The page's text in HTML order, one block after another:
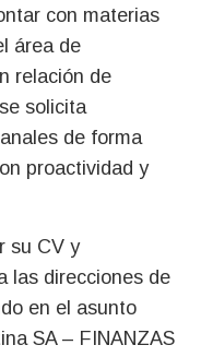
con materias
área de
relación de
solicita
de forma
proactividad y
su CV y
las direcciones de
en el asunto
SA – FINANZAS